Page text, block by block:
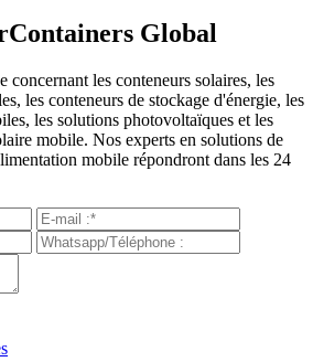
Global
concernant les conteneurs solaires, les
les conteneurs de stockage d'énergie, les
les solutions photovoltaïques et les
mobile. Nos experts en solutions de
mobile répondront dans les 24